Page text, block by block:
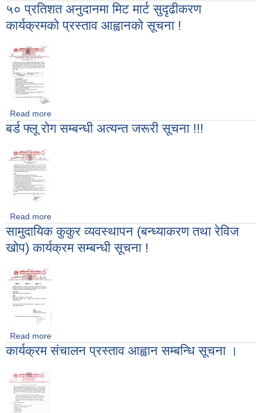
स्तरीकरणका लागि अनिवार्य रूपमा बुझाउनुपर्ने फारम सम्बन्धी सूचना !
५० प्रतिशत अनुदानमा मिट मार्ट सुदृढीकरण
कार्यक्रमको प्रस्ताव आह्वानको सूचना !
Read more
आह्वानको सूचना !
बर्ड फ्लू रोग सम्बन्धी अत्यन्त जरूरी सूचना !!!
Read more
सामुदायिक कुकुर व्यवस्थापन (बन्ध्याकरण तथा रेविज
खोप) कार्यक्रम सम्बन्धी सूचना !
Read more
कार्यक्रम सम्बन्धी सूचना !
कार्यक्रम संचालन प्रस्ताव आह्वान सम्बन्धि सूचना ।